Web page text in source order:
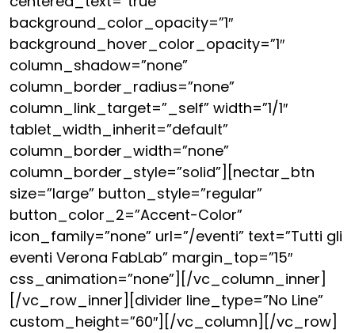
background_color_opacity=”1″
background_hover_color_opacity=”1″
column_shadow=”none”
column_border_radius=”none”
column_link_target=”_self” width=”1/1″
tablet_width_inherit=”default”
column_border_width=”none”
column_border_style=”solid”][nectar_btn
size=”large” button_style=”regular”
button_color_2=”Accent-Color”
icon_family=”none” url=”/eventi” text=”Tutti gli
eventi Verona FabLab” margin_top=”15″
css_animation=”none”][/vc_column_inner]
[/vc_row_inner][divider line_type=”No Line”
custom_height=”60″][/vc_column][/vc_row]